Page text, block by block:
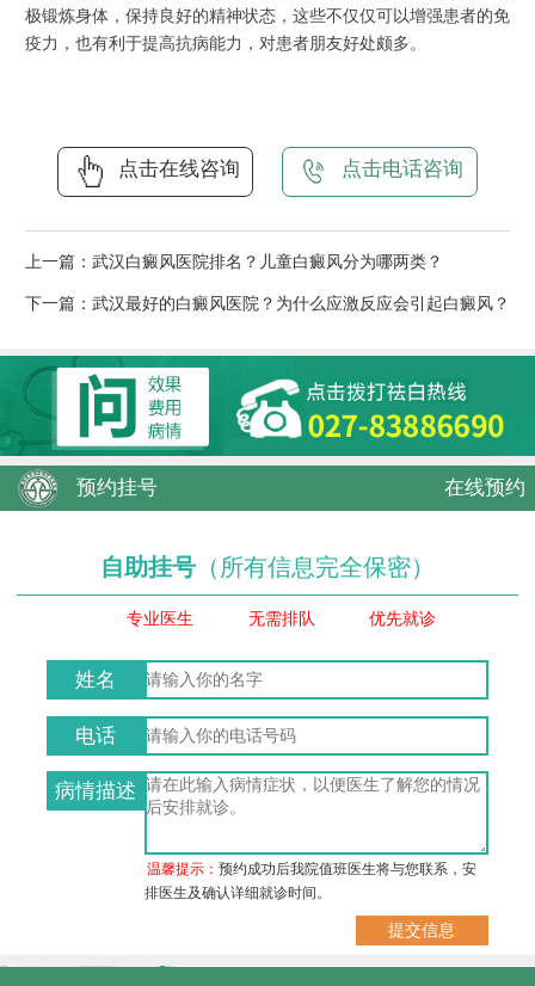
极锻炼身体，保持良好的精神状态，这些不仅仅可以增强患者的免
疫力，也有利于提高抗病能力，对患者朋友好处颇多。
点击在线咨询 点击电话咨询
上一篇： 武汉白癜风医院排名？儿童白癜风分为哪两类？
下一篇： 武汉最好的白癜风医院？为什么应激反应会引起白癜风？
预约挂号 在线预约
自助挂号 （所有信息完全保密）
专业医生 无需排队 优先就诊
姓名
电话
病情描述
温馨提示：预约成功后我院值班医生将与您联系，安
排医生及确认详细就诊时间。